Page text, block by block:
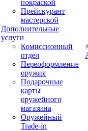
покраской
Прейскурант
мастерской
Дополнительные
услуги
Комиссионный
отдел
Переоформление
оружия
Подарочные
карты
оружейного
магазина
Оружейный
Trade-in